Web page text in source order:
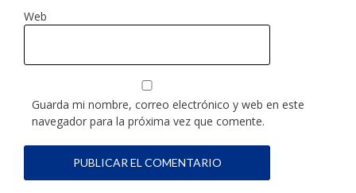
Web
Guarda mi nombre, correo electrónico y web en este
navegador para la próxima vez que comente.